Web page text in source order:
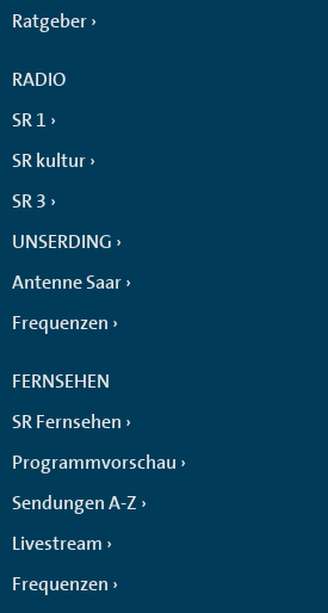
Ratgeber
RADIO
SR 1
SR kultur
SR 3
UNSERDING
Antenne Saar
Frequenzen
FERNSEHEN
SR Fernsehen
Programmvorschau
Sendungen A-Z
Livestream
Frequenzen